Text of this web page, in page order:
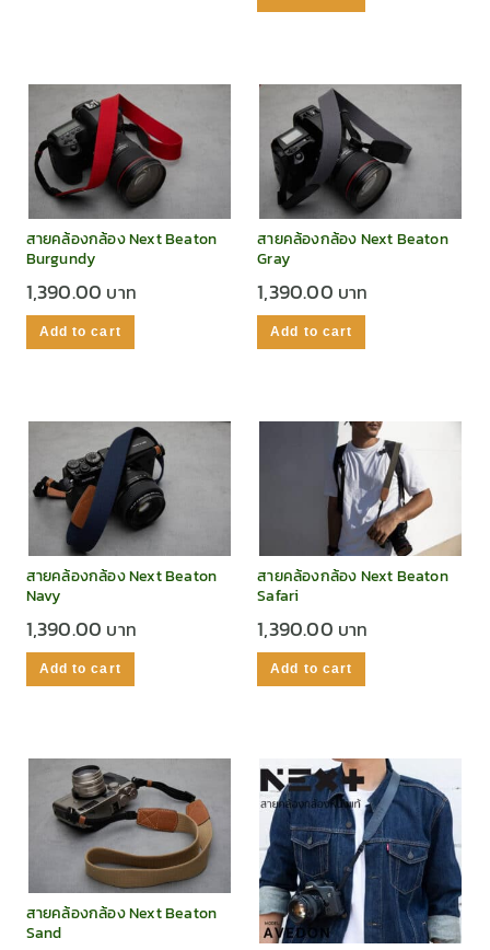
สายคล้องกล้อง Next Beaton
Burgundy
1,390.00
Add to cart
สายคล้องกล้อง Next Beaton
Gray
1,390.00
Add to cart
สายคล้องกล้อง Next Beaton
Navy
1,390.00
Add to cart
สายคล้องกล้อง Next Beaton
Safari
1,390.00
Add to cart
สายคล้องกล้อง Next Beaton
Sand